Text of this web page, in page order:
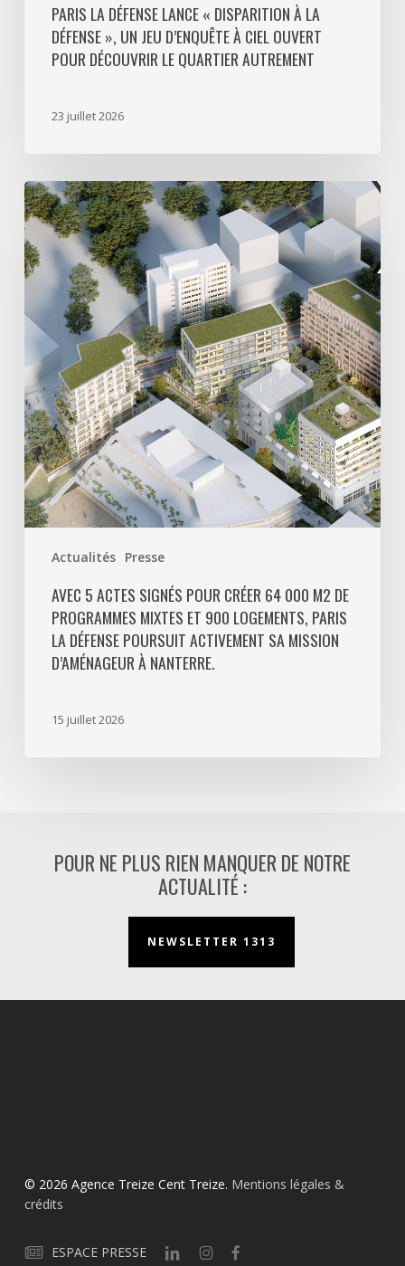
découvrir
quartier
PARIS LA DÉFENSE LANCE « DISPARITION À LA
DÉFENSE », UN JEU D’ENQUÊTE À CIEL OUVERT
POUR DÉCOUVRIR LE QUARTIER AUTREMENT
23 juillet 2026
Actualités Presse
Avec
5
actes
signés
pour
créer
000
m2
de
programmes
mixtes
et
900
logements,
Défense
poursuit
activement
AVEC 5 ACTES SIGNÉS POUR CRÉER 64 000 M2 DE
PROGRAMMES MIXTES ET 900 LOGEMENTS, PARIS
LA DÉFENSE POURSUIT ACTIVEMENT SA MISSION
D’AMÉNAGEUR À NANTERRE.
15 juillet 2026
POUR NE PLUS RIEN MANQUER DE NOTRE
ACTUALITÉ :
NEWSLETTER 1313
© 2026 Agence Treize Cent Treize. Mentions légales &
crédits
ESPACE PRESSE